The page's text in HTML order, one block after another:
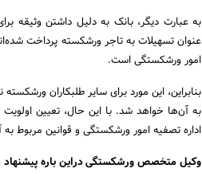
به عبارت دیگر، بانک به دلیل داشتن وثیقه
عنوان تسهیلات به تاجر ورشکسته پرداخت
امور ورشکستگی است.
بنابراین، این مورد برای سایر طلبکاران
به آن‌ها خواهد شد. با این حال، تعیین
اداره تصفیه امور ورشکستگی و قوانین مربوط
وکیل متخصص ورشکستگی دراین باره پیشنهاد